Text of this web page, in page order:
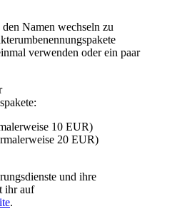
Namen wechseln zu
verwenden oder ein paar
10 EUR)
20 EUR)
und ihre
ihr auf
.